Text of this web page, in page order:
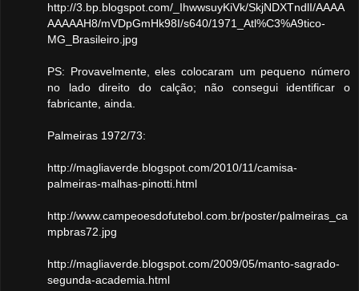
http://3.bp.blogspot.com/_IhwwsuyKiVk/SkjNDXTndlI/AAAA
AAAAAH8/mVDpGmHk98I/s640/1971_Atl%C3%A9tico-
MG_Brasileiro.jpg
PS: Provavelmente, eles colocaram um pequeno número
no lado direito do calção; não consegui identificar o
fabricante, ainda.
Palmeiras 1972/73:
http://magliaverde.blogspot.com/2010/11/camisa-
palmeiras-malhas-pinotti.html
http://www.campeoesdofutebol.com.br/poster/palmeiras_ca
mpbras72.jpg
http://magliaverde.blogspot.com/2009/05/manto-sagrado-
segunda-academia.html